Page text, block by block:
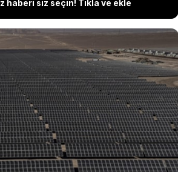
haberi siz seçin! Tıkla ve ekle
Elektronik Sanayii Birliği (ZVEI),
elektrikli hareketlilik ve enerji
2025'te tüm zamanların en
duyurdu.